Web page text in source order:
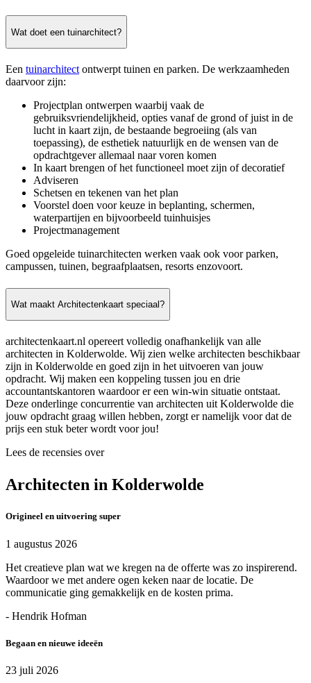
Wat doet een tuinarchitect?
Een tuinarchitect ontwerpt tuinen en parken. De werkzaamheden
daarvoor zijn:
Projectplan ontwerpen waarbij vaak de
gebruiksvriendelijkheid, opties vanaf de grond of juist in de
lucht in kaart zijn, de bestaande begroeiing (als van
toepassing), de esthetiek natuurlijk en de wensen van de
opdrachtgever allemaal naar voren komen
In kaart brengen of het functioneel moet zijn of decoratief
Adviseren
Schetsen en tekenen van het plan
Voorstel doen voor keuze in beplanting, schermen,
waterpartijen en bijvoorbeeld tuinhuisjes
Projectmanagement
Goed opgeleide tuinarchitecten werken vaak ook voor parken,
campussen, tuinen, begraafplaatsen, resorts enzovoort.
Wat maakt Architectenkaart speciaal?
architectenkaart.nl opereert volledig onafhankelijk van alle
architecten in Kolderwolde. Wij zien welke architecten beschikbaar
zijn in Kolderwolde en goed zijn in het uitvoeren van jouw
opdracht. Wij maken een koppeling tussen jou en drie
accountantskantoren waardoor er een win-win situatie ontstaat.
Deze onderlinge concurrentie van architecten uit Kolderwolde die
jouw opdracht graag willen hebben, zorgt er namelijk voor dat de
prijs een stuk beter wordt voor jou!
Lees de recensies over
Architecten in Kolderwolde
Origineel en uitvoering super
1 augustus 2026
Het creatieve plan wat we kregen na de offerte was zo inspirerend.
Waardoor we met andere ogen keken naar de locatie. De
communicatie ging gemakkelijk en de kosten prima.
- Hendrik Hofman
Begaan en nieuwe ideeën
23 juli 2026